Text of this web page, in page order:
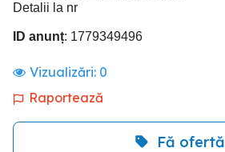
Detalii la nr
ID anunț: 1779349496
Vizualizări: 0
Raportează
Fă ofertă